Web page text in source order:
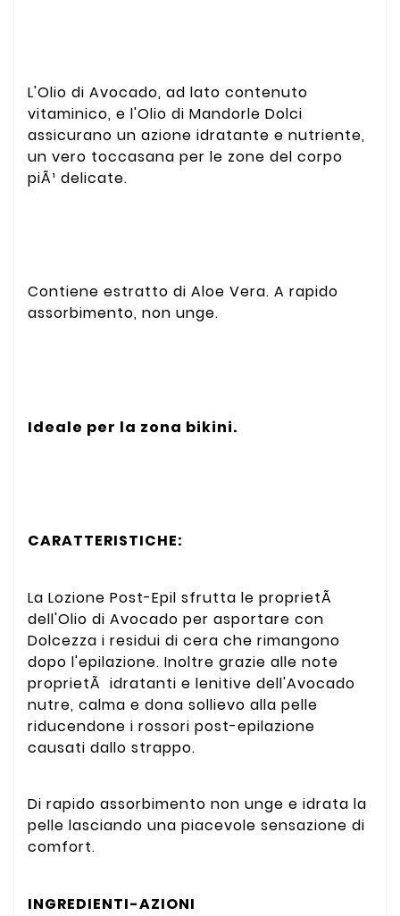
L'Olio di Avocado, ad lato contenuto
vitaminico, e l'Olio di Mandorle Dolci
assicurano un azione idratante e nutriente,
un vero toccasana per le zone del corpo
piÃ¹ delicate.
Contiene estratto di Aloe Vera. A rapido
assorbimento, non unge.
Ideale per la zona bikini.
CARATTERISTICHE:
La Lozione Post-Epil sfrutta le proprietÃ
dell'Olio di Avocado per asportare con
Dolcezza i residui di cera che rimangono
dopo l'epilazione. Inoltre grazie alle note
proprietÃ idratanti e lenitive dell'Avocado
nutre, calma e dona sollievo alla pelle
riducendone i rossori post-epilazione
causati dallo strappo.
Di rapido assorbimento non unge e idrata la
pelle lasciando una piacevole sensazione di
comfort.
INGREDIENTI-AZIONI